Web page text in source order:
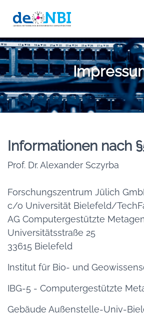
Informationen nach
Prof. Dr. Alexander Sczyrba
Forschungszentrum Jülich
c/o Universität Bielefeld/
AG Computergestützte
Universitätsstraße 25
33615 Bielefeld
Institut für Bio- und
IBG-5 - Computergestützte
Gebäude Außenstelle-Univ-